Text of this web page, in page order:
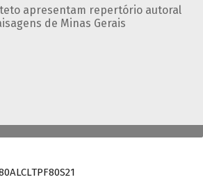
apresentam repertório autoral
de Minas Gerais